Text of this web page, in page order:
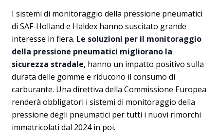
I sistemi di monitoraggio della pressione pneumatici
di SAF-Holland e Haldex hanno suscitato grande
interesse in fiera. Le soluzioni per il monitoraggio
della pressione pneumatici migliorano la
sicurezza stradale, hanno un impatto positivo sulla
durata delle gomme e riducono il consumo di
carburante. Una direttiva della Commissione Europea
renderà obbligatori i sistemi di monitoraggio della
pressione degli pneumatici per tutti i nuovi rimorchi
immatricolati dal 2024 in poi.